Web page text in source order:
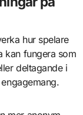
hur spelare
kan fungera som
deltagande i